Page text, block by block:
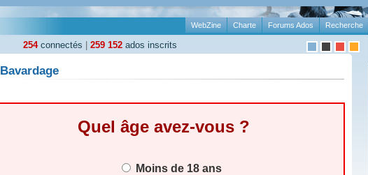
Recherche
Forums Ados
Charte
WebZine
254connectés 259 152 ados inscrits
Bavardage
Quel âge avez-vous ?
Moins de 18 ans